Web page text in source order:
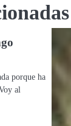
porque ha
al